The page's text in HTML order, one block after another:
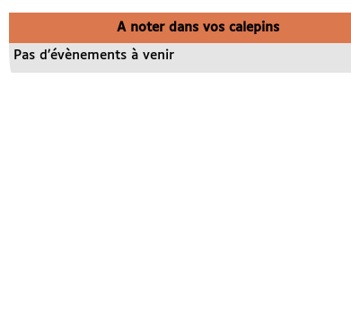
A noter dans vos calepins
Pas d’évènements à venir